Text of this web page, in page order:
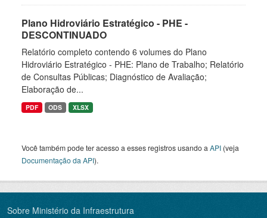
Plano Hidroviário Estratégico - PHE -
DESCONTINUADO
Relatório completo contendo 6 volumes do Plano
Hidroviário Estratégico - PHE: Plano de Trabalho; Relatório
de Consultas Públicas; Diagnóstico de Avaliação;
Elaboração de...
PDF ODS XLSX
Você também pode ter acesso a esses registros usando a API (veja
Documentação da API).
Sobre Ministério da Infraestrutura